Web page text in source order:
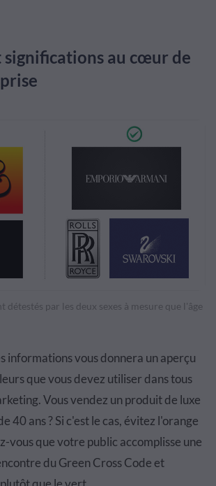
significations au cœur de
détestés par les deux sexes à mesure que l'âge
informations vous donnera un aperçu
que vous devez utiliser dans tous
Vous vendez un produit de luxe
40 ans ? Si c'est le cas, évitez l'orange
vous que votre public accomplisse une
du Green Cross Code et